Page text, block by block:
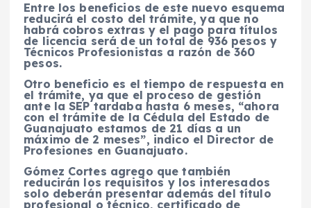
Entre los beneficios de este nuevo esquema
reducirá el costo del trámite, ya que no
habrá cobros extras y el pago para títulos
de licencia será de un total de 936 pesos y
Técnicos Profesionistas a razón de 360
pesos.
Otro beneficio es el tiempo de respuesta en
el trámite, ya que el proceso de gestión
ante la SEP tardaba hasta 6 meses, “ahora
con el trámite de la Cédula del Estado de
Guanajuato estamos de 21 días a un
máximo de 2 meses”, indico el Director de
Profesiones en Guanajuato.
Gómez Cortes agrego que también
reducirán los requisitos y los interesados
solo deberán presentar además del título
profesional o técnico, certificado de